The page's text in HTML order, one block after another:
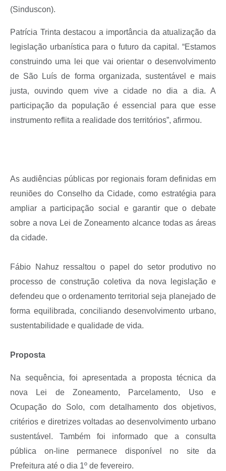
(Sinduscon).
Patrícia Trinta destacou a importância da atualização da
legislação urbanística para o futuro da capital. “Estamos
construindo uma lei que vai orientar o desenvolvimento
de São Luís de forma organizada, sustentável e mais
justa, ouvindo quem vive a cidade no dia a dia. A
participação da população é essencial para que esse
instrumento reflita a realidade dos territórios”, afirmou.
As audiências públicas por regionais foram definidas em
reuniões do Conselho da Cidade, como estratégia para
ampliar a participação social e garantir que o debate
sobre a nova Lei de Zoneamento alcance todas as áreas
da cidade.
Fábio Nahuz ressaltou o papel do setor produtivo no
processo de construção coletiva da nova legislação e
defendeu que o ordenamento territorial seja planejado de
forma equilibrada, conciliando desenvolvimento urbano,
sustentabilidade e qualidade de vida.
Proposta
Na sequência, foi apresentada a proposta técnica da
nova Lei de Zoneamento, Parcelamento, Uso e
Ocupação do Solo, com detalhamento dos objetivos,
critérios e diretrizes voltadas ao desenvolvimento urbano
sustentável. Também foi informado que a consulta
pública on-line permanece disponível no site da
Prefeitura até o dia 1º de fevereiro.